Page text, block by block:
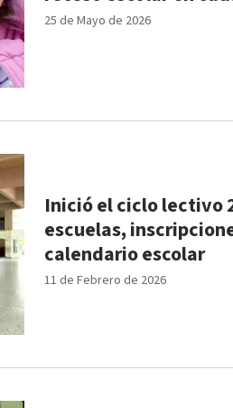
25 de Mayo de 2026
11 de Febrero de 2026
Inició el ciclo lectivo
escuelas,
calendario escolar